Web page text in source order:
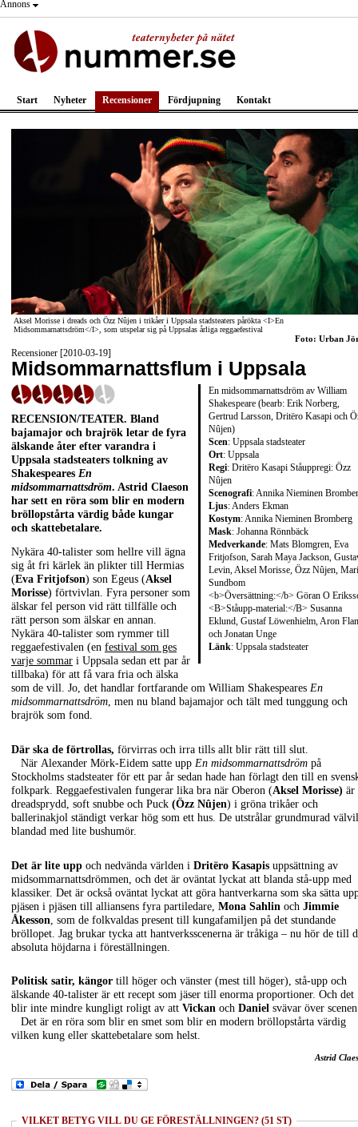
Annons
Start Nyheter Recensioner Fördjupning Kontakt
Aksel Morisse i dreads och Özz Nûjen i trikåer i Uppsala stadsteaters pårökta <I>En
Midsommarnattsdröm</I>, som utspelar sig på Uppsalas årliga reggaefestival
Foto: Urban
Recensioner [2010-03-19]
Midsommarnattsflum i Uppsala
En midsommarnattsdröm av William
Shakespeare (bearb: Erik Norberg,
Gertrud Larsson, Dritëro Kasapi och
Nûjen)
Scen: Uppsala stadsteater
Ort: Uppsala
Regi: Dritëro Kasapi Ståuppregi: Özz
Nûjen
Scenografi: Annika Nieminen
Ljus: Anders Ekman
Kostym: Annika Nieminen Bromberg
Mask: Johanna Rönnbäck
Medverkande: Mats Blomgren, Eva
Fritjofson, Sarah Maya Jackson,
Levin, Aksel Morisse, Özz Nûjen,
Sundbom
<b>Översättning:</b> Göran O
<B>Ståupp-material:</B> Susanna
Eklund, Gustaf Löwenhielm, Aron
och Jonatan Unge
Länk: Uppsala stadsteater
RECENSION/TEATER. Bland
bajamajor och brajrök letar de fyra
älskande åter efter varandra i
Uppsala stadsteaters tolkning av
Shakespeares En
midsommarnattsdröm. Astrid Claeson
har sett en röra som blir en modern
bröllopstårta värdig både kungar
och skattebetalare.
Nykära 40-talister som hellre vill ägna
sig åt fri kärlek än plikter till Hermias
(Eva Fritjofson) son Egeus (Aksel
Morisse) förtvivlan. Fyra personer som
älskar fel person vid rätt tillfälle och
rätt person som älskar en annan.
Nykära 40-talister som rymmer till
reggaefestivalen (en festival som ges
varje sommar i Uppsala sedan ett par år
tillbaka) för att få vara fria och älska
som de vill. Jo, det handlar fortfarande om William Shakespeares En
midsommarnattsdröm, men nu bland bajamajor och tält med tunggung och
brajrök som fond.
Där ska de förtrollas, förvirras och irra tills allt blir rätt till slut.
När Alexander Mörk-Eidem satte upp En midsommarnattsdröm på
Stockholms stadsteater för ett par år sedan hade han förlagt den till en
folkpark. Reggaefestivalen fungerar lika bra när Oberon (Aksel Morisse) är
dreadsprydd, soft snubbe och Puck (Özz Nûjen) i gröna trikåer och
ballerinakjol ständigt verkar hög som ett hus. De utstrålar grundmurad
blandad med lite bushumör.
Det är lite upp och nedvända världen i Dritëro Kasapis uppsättning av
midsommarnattsdrömmen, och det är oväntat lyckat att blanda stå-upp med
klassiker. Det är också oväntat lyckat att göra hantverkarna som ska sätta
pjäsen i pjäsen till alliansens fyra partiledare, Mona Sahlin och Jimmie
Åkesson , som de folkvaldas present till kungafamiljen på det stundande
bröllopet. Jag brukar tycka att hantverksscenerna är tråkiga – nu hör de till
absoluta höjdarna i föreställningen.
Politisk satir, kängor till höger och vänster (mest till höger), stå-upp och
älskande 40-talister är ett recept som jäser till enorma proportioner. Och det
blir inte mindre kungligt roligt av att Vickan och Daniel svävar över
Det är en röra som blir en smet som blir en modern bröllopstårta värdig
vilken kung eller skattebetalare som helst.
Astrid
VILKET BETYG VILL DU GE FÖRESTÄLLNINGEN? (51 ST)